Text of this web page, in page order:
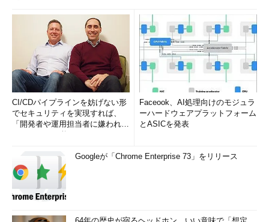
CI/CDパイプラインを妨げない形
でセキュリティを実現すれば、
「開発者や運用担当者に嫌われな
Faceook、AI処理向けのモジュラ
ーハードウェアプラットフォーム
とASICを発表
Googleが「Chrome Enterprise 73」をリリース